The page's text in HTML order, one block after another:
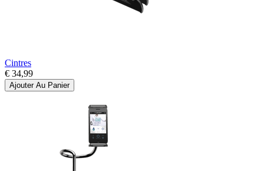
Cintres
€ 34,99
Ajouter Au Panier